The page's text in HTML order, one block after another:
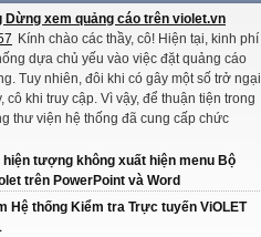
Dừng xem quảng cáo trên violet.vn
Kính chào các thầy, cô! Hiện tại, kinh phí
dựa chủ yếu vào việc đặt quảng cáo
Tuy nhiên, đôi khi có gây một số trở ngại
cô khi truy cập. Vì vậy, để thuận tiện trong
thư viện hệ thống đã cung cấp chức
hiện tượng không xuất hiện menu Bộ
trên PowerPoint và Word
Hệ thống Kiểm tra Trực tuyến ViOLET